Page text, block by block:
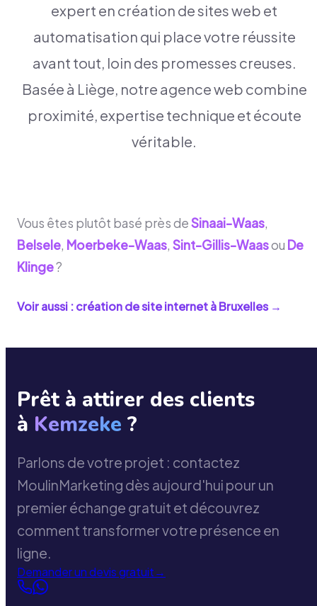
expert en création de sites web et
automatisation qui place votre réussite
avant tout, loin des promesses creuses.
Basée à Liège, notre agence web combine
proximité, expertise technique et écoute
véritable.
Vous êtes plutôt basé près deSinaai-Waas,
Belsele, Moerbeke-Waas, Sint-Gillis-Waasou De
Klinge?
Voir aussi : création de site internet àBruxelles→
Prêt à attirer des clients
à Kemzeke ?
Parlons de votre projet : contactez
MoulinMarketing dès aujourd'hui pour un
premier échange gratuit et découvrez
comment transformer votre présence en
ligne.
Demander un devis gratuit→